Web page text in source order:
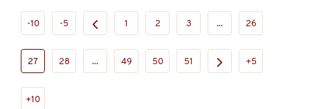
-10 -5 1 2 3 ... 26
27 28 ... 49 50 51 +5
+10